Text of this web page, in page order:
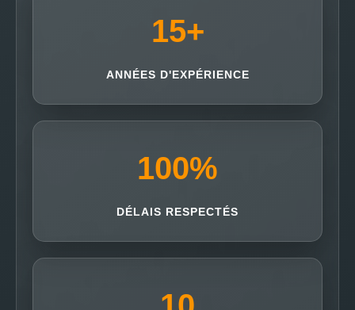
15+
ANNÉES D'EXPÉRIENCE
100%
DÉLAIS RESPECTÉS